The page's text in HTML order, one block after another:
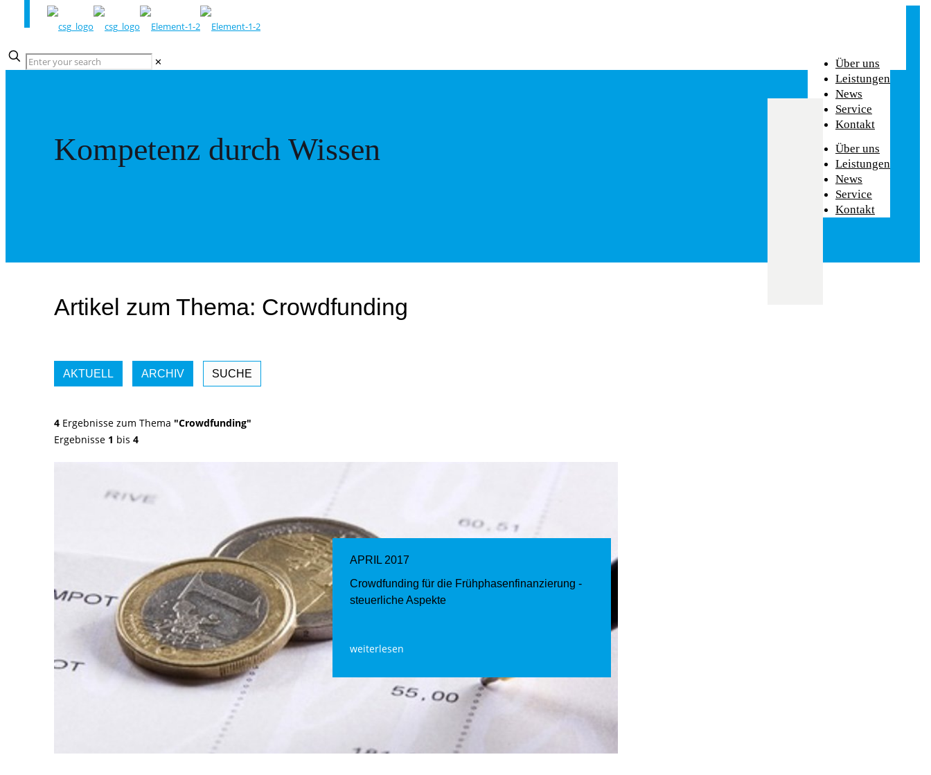
Über uns
Leistungen
News
Service
Kontakt
Über uns
Leistungen
News
Service
Kontakt
✕
Kompetenz durch Wissen
Artikel zum Thema: Crowdfunding
AKTUELL ARCHIV SUCHE
4 Ergebnisse zum Thema "Crowdfunding"
Ergebnisse 1 bis 4
APRIL 2017
Crowdfunding für die Frühphasenfinanzierung -
steuerliche Aspekte
weiterlesen